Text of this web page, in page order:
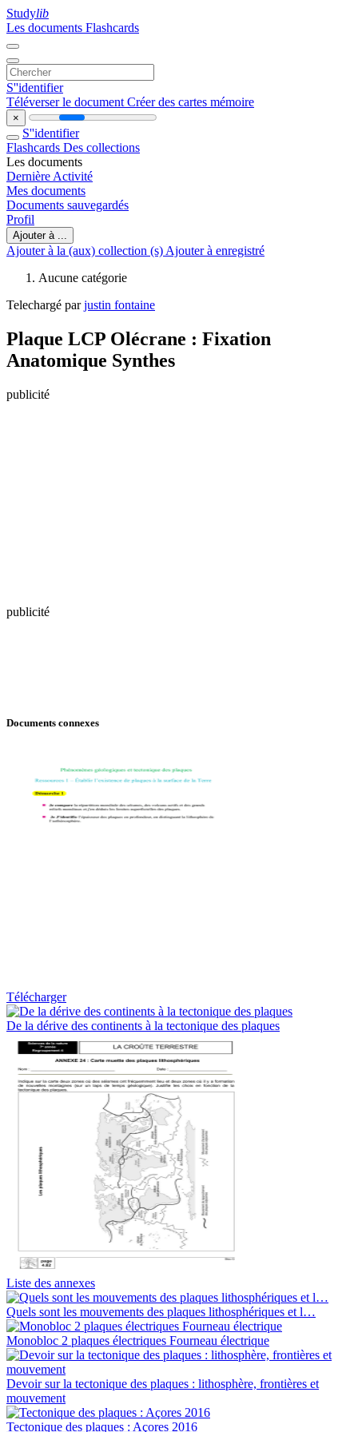
Studylib
Les documents Flashcards
S''identifier
Téléverser le document Créer des cartes mémoire
×
S''identifier
Flashcards Des collections
Les documents
Dernière Activité
Mes documents
Documents sauvegardés
Profil
Ajouter à ...
Ajouter à la (aux) collection (s) Ajouter à enregistré
Aucune catégorie
Telechargé parjustin fontaine
Plaque LCP Olécrane : Fixation
Anatomique Synthes
publicité
publicité
Documents connexes
Télécharger
De la dérive des continents à la tectonique des plaques
Liste des annexes
Quels sont les mouvements des plaques lithosphériques et l…
Monobloc 2 plaques électriques Fourneau électrique
Devoir sur la tectonique des plaques : lithosphère, frontières et
mouvement
Tectonique des plaques : Açores 2016